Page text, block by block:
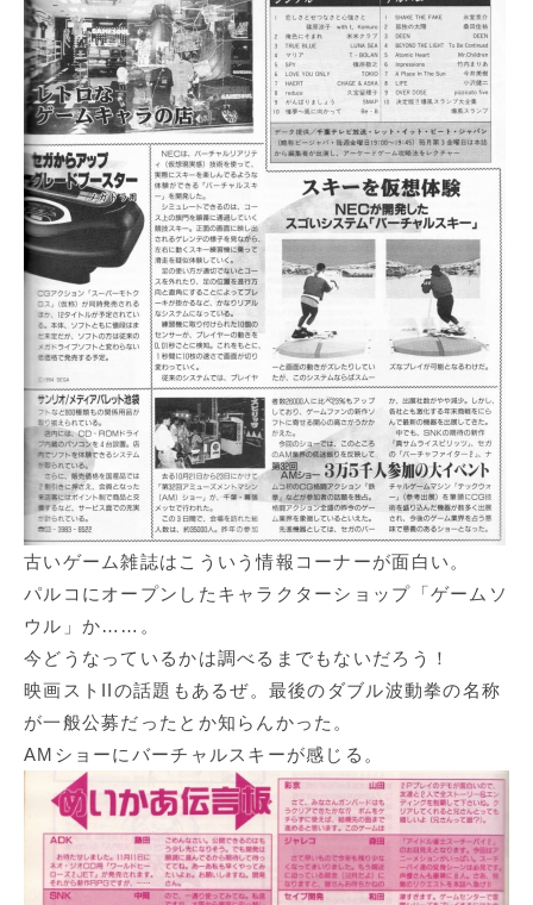
古いゲーム雑誌はこういう情報コーナーが面白い。
パルコにオープンしたキャラクターショップ「ゲームソ
ウル」か……。
今どうなっているかは調べるまでもないだろう！
映画ストIIの話題もあるぜ。最後のダブル波動拳の名称
が一般公募だったとか知らんかった。
AMショーにバーチャルスキーが感じる。